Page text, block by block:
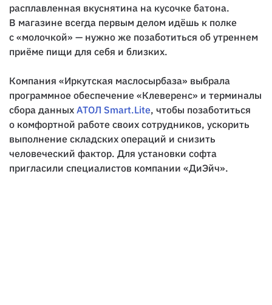
расплавленная вкуснятина на кусочке батона.
В магазине всегда первым делом идёшь к полке
с «молочкой» — нужно же позаботиться об утреннем
приёме пищи для себя и близких.
Компания «Иркутская маслосырбаза» выбрала
программное обеспечение «Клеверенс» и терминалы
сбора данных АТОЛ Smart.Lite, чтобы позаботиться
о комфортной работе своих сотрудников, ускорить
выполнение складских операций и снизить
человеческий фактор. Для установки софта
пригласили специалистов компании «ДиЭйч».